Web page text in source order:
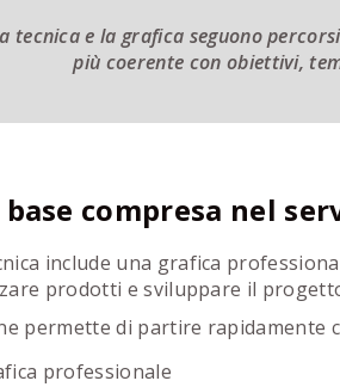
tecnica e la grafica seguono
più coerente con obiettivi,
compresa nel
include una grafica
prodotti e sviluppare il
permette di partire rapidamente
professionale